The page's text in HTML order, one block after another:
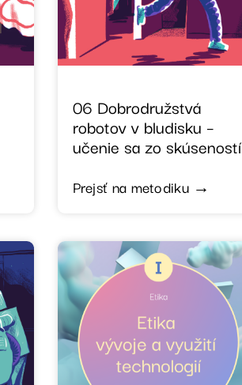
06 Dobrodružstvá
robotov v bludisku –
učenie sa zo skúseností
Prejsť na metodiku →